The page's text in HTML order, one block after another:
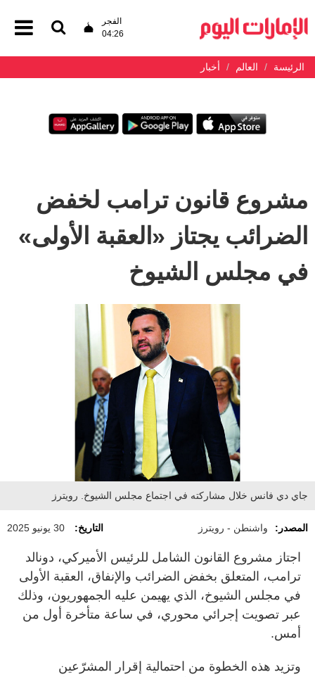
الفجر
04:26
الرئيسة العالم أخبار
مشروع قانون ترامب لخفض
الضرائب يجتاز «العقبة الأولى»
في مجلس الشيوخ
جاي دي فانس خلال مشاركته في اجتماع مجلس الشيوخ. رويترز
المصدر: واشنطن - رويترز التاريخ: 30 يونيو 2025
اجتاز مشروع القانون الشامل للرئيس الأميركي، دونالد
ترامب، المتعلق بخفض الضرائب والإنفاق، العقبة الأولى
في مجلس الشيوخ، الذي يهيمن عليه الجمهوريون، وذلك
عبر تصويت إجرائي محوري،‭ ‬في ساعة متأخرة أول من
أمس.
وتزيد هذه الخطوة من احتمالية إقرار المشرّعين